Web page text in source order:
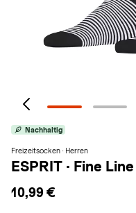
Nachhaltig
Freizeitsocken · Herren
ESPRIT · Fine
10,99 €